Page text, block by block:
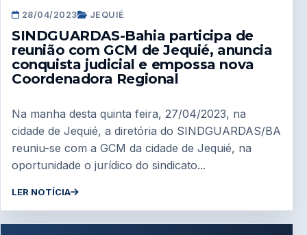
28/04/2023 JEQUIÉ
SINDGUARDAS-Bahia participa de
reunião com GCM de Jequié, anuncia
conquista judicial e empossa nova
Coordenadora Regional
Na manha desta quinta feira, 27/04/2023, na
cidade de Jequié, a diretória do SINDGUARDAS/BA
reuniu-se com a GCM da cidade de Jequié, na
oportunidade o jurídico do sindicato...
LER NOTÍCIA